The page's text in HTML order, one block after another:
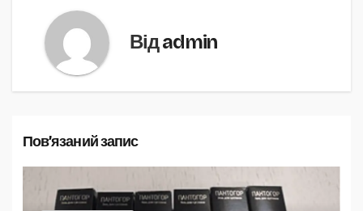
Відadmin
Пов’язаний запис